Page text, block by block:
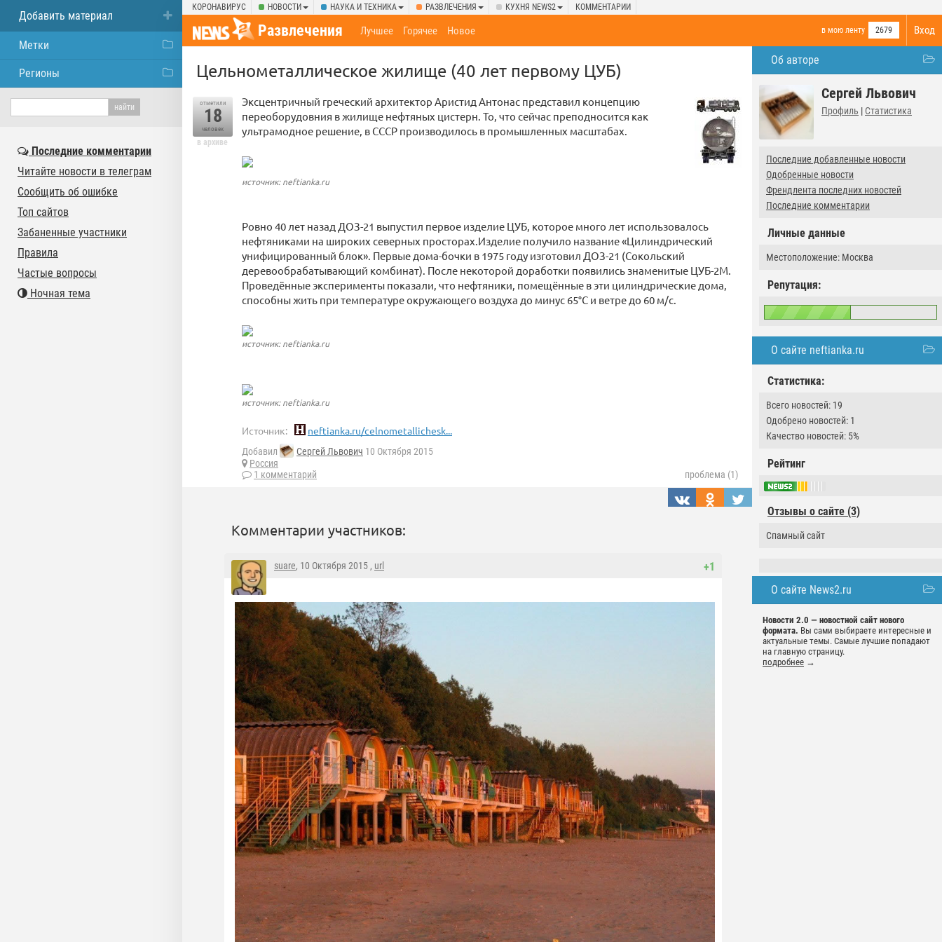
КОРОНАВИРУС НОВОСТИ НАУКА И ТЕХНИКА РАЗВЛЕЧЕНИЯ КУХНЯ NEWS2 КОММЕНТАРИИ
Вход
Развлечения в мою ленту 2679
Лучшее Горячее Новое
Об авторе
Сергей Львович
Профиль | Статистика
Последние добавленные новости
Одобренные новости
Френдлента последних новостей
Последние комментарии
Личные данные
Местоположение: Москва
Репутация:
О сайте neftianka.ru
Статистика:
Всего новостей: 19
Одобрено новостей: 1
Качество новостей: 5%
Рейтинг
Отзывы о сайте (3)
Спамный сайт
О сайте News2.ru
Новости 2.0 — новостной сайт нового
формата. Вы сами выбираете интересные и
актуальные темы. Самые лучшие попадают
на главную страницу.
подробнее →
Цельнометаллическое жилище (40 лет первому ЦУБ)
отметили
18
человек
в архиве
Эксцентричный греческий архитектор Аристид Антонас представил концепцию
переоборудовния в жилище нефтяных цистерн. То, что сейчас преподносится как
ультрамодное решение, в СССР производилось в промышленных масштабах.
источник: neftianka.ru
Ровно 40 лет назад ДОЗ-21 выпустил первое изделие ЦУБ, которое много лет использовалось
нефтяниками на широких северных просторах.Изделие получило название «Цилиндрический
унифицированный блок». Первые дома-бочки в 1975 году изготовил ДОЗ-21 (Сокольский
деревообрабатывающий комбинат). После некоторой доработки появились знаменитые ЦУБ-2М.
Проведённые эксперименты показали, что нефтяники, помещённые в эти цилиндрические дома,
способны жить при температуре окружающего воздуха до минус 65°C и ветре до 60 м/с.
источник: neftianka.ru
источник: neftianka.ru
Источник: neftianka.ru/celnometallichesk...
Добавил Сергей Львович 10 Октября 2015
Россия
1 комментарий
проблема (1)
Комментарии участников:
+1
suare, 10 Октября 2015 , url
Добавить материал
Метки
Регионы
Последние комментарии
Читайте новости в телеграм
Сообщить об ошибке
Топ сайтов
Забаненные участники
Правила
Частые вопросы
Ночная тема